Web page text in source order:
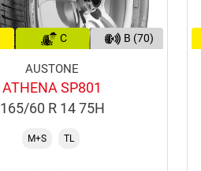
C B (70)
AUSTONE
ATHENA SP801
165/60 R 14 75H
M+S TL